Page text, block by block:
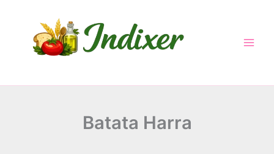
Batata Harra